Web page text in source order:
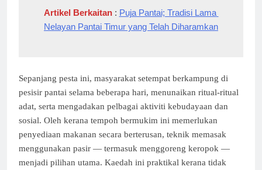
Artikel Berkaitan : Puja Pantai; Tradisi Lama
Nelayan Pantai Timur yang Telah Diharamkan
Sepanjang pesta ini, masyarakat setempat berkampung di
pesisir pantai selama beberapa hari, menunaikan ritual-ritual
adat, serta mengadakan pelbagai aktiviti kebudayaan dan
sosial. Oleh kerana tempoh bermukim ini memerlukan
penyediaan makanan secara berterusan, teknik memasak
menggunakan pasir — termasuk menggoreng keropok —
menjadi pilihan utama. Kaedah ini praktikal kerana tidak